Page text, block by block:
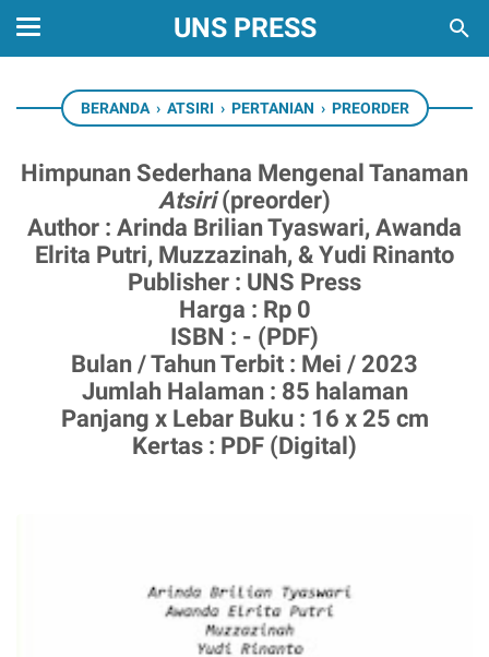
UNS PRESS
BERANDA › ATSIRI › PERTANIAN › PREORDER
Himpunan Sederhana Mengenal Tanaman
Atsiri(preorder)
Author : Arinda Brilian Tyaswari, Awanda
Elrita Putri, Muzzazinah, & Yudi Rinanto
Publisher : UNS Press
Harga : Rp 0
ISBN : - (PDF)
Bulan / Tahun Terbit : Mei / 2023
Jumlah Halaman : 85 halaman
Panjang x Lebar Buku : 16 x 25 cm
Kertas : PDF (Digital)